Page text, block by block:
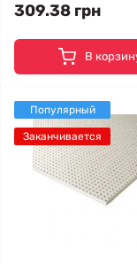
309.38 грн
В
Популярный
Заканчивается